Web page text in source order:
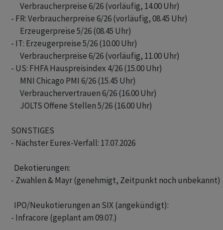
      Verbraucherpreise 6/26 (vorläufig, 14.00 Uhr)
- FR: Verbraucherpreise 6/26 (vorläufig, 08.45 Uhr)
      Erzeugerpreise 5/26 (08.45 Uhr)
- IT: Erzeugerpreise 5/26 (10.00 Uhr)
      Verbraucherpreise 6/26 (vorläufig, 11.00 Uhr)
- US: FHFA Hauspreisindex 4/26 (15.00 Uhr)
      MNI Chicago PMI 6/26 (15.45 Uhr)
      Verbrauchervertrauen 6/26 (16.00 Uhr)
      JOLTS Offene Stellen 5/26 (16.00 Uhr)
SONSTIGES
- Nächster Eurex-Verfall: 17.07.2026
  Dekotierungen:
- Zwahlen & Mayr (genehmigt, Zeitpunkt noch unbekannt)
  IPO/Neukotierungen an SIX (angekündigt):
- Infracore (geplant am 09.07.)